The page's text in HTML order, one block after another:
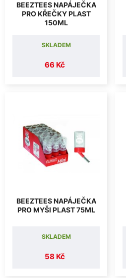
BEEZTEES NAPÁJEČKA
PRO KŘEČKY PLAST
150ML
66 Kč
SKLADEM
BEEZTEES NAPÁJEČKA
PRO MYŠI PLAST 75ML
58 Kč
SKLADEM